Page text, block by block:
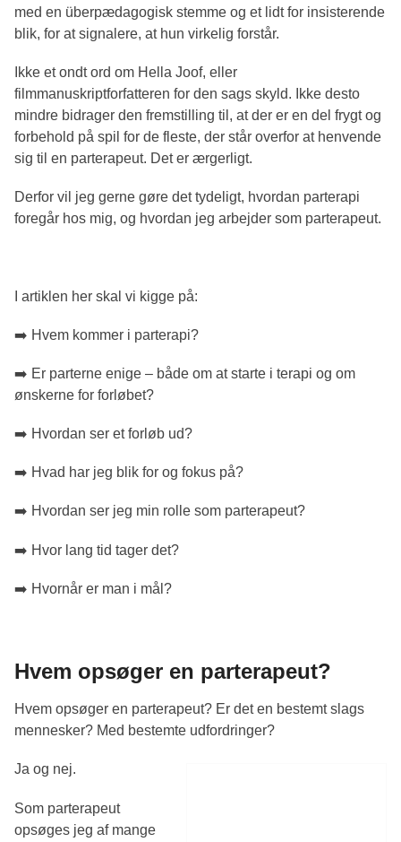
med en überpædagogisk stemme og et lidt for insisterende
blik, for at signalere, at hun virkelig forstår.
Ikke et ondt ord om Hella Joof, eller
filmmanuskriptforfatteren for den sags skyld. Ikke desto
mindre bidrager den fremstilling til, at der er en del frygt og
forbehold på spil for de fleste, der står overfor at henvende
sig til en parterapeut. Det er ærgerligt.
Derfor vil jeg gerne gøre det tydeligt, hvordan parterapi
foregår hos mig, og hvordan jeg arbejder som parterapeut.
I artiklen her skal vi kigge på:
➡️ Hvem kommer i parterapi?
➡️ Er parterne enige – både om at starte i terapi og om
ønskerne for forløbet?
➡️ Hvordan ser et forløb ud?
➡️ Hvad har jeg blik for og fokus på?
➡️ Hvordan ser jeg min rolle som parterapeut?
➡️ Hvor lang tid tager det?
➡️ Hvornår er man i mål?
Hvem opsøger en parterapeut?
Hvem opsøger en parterapeut? Er det en bestemt slags
mennesker? Med bestemte udfordringer?
Ja og nej.
Som parterapeut
opsøges jeg af mange